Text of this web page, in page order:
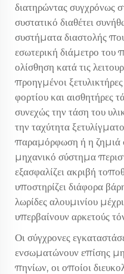
διατηρώντας συγχρόνως
συστατικό διαθέτει
συστήματα διαστολής
εσωτερική διάμετρο του
ολίσθηση κατά τις
προηγμένοι
φορτίου και αισθητήρες
συνεχώς την τάση του
την ταχύτητα
παραμόρφωση ή η ζημιά
μηχανικό σύστημα
εξασφαλίζει ακριβή
υποστηρίζει διάφορα
λωρίδες αλουμινίου
υπερβαίνουν αρκετούς
Οι σύγχρονες
ενσωματώνουν επίσης
πηνίων, οι οποίοι